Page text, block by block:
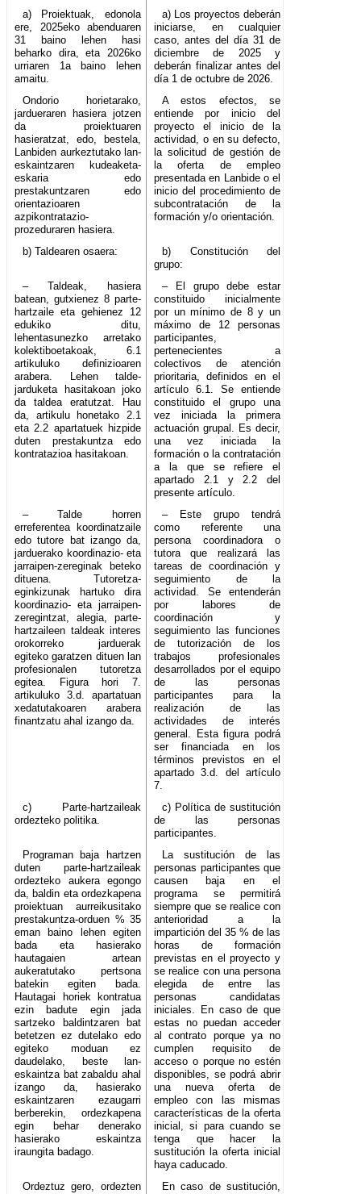
a) Proiektuak, edonola
ere, 2025eko abenduaren
31 baino lehen hasi
beharko dira, eta 2026ko
urriaren 1a baino lehen
amaitu.
a) Los proyectos deberán
iniciarse, en cualquier
caso, antes del día 31 de
diciembre de 2025 y
deberán finalizar antes del
día 1 de octubre de 2026.
Ondorio horietarako,
jardueraren hasiera jotzen
da proiektuaren
hasieratzat, edo, bestela,
Lanbiden aurkeztutako lan-
eskaintzaren kudeaketa-
eskaria edo
prestakuntzaren edo
orientazioaren
azpikontratazio-
prozeduraren hasiera.
A estos efectos, se
entiende por inicio del
proyecto el inicio de la
actividad, o en su defecto,
la solicitud de gestión de
la oferta de empleo
presentada en Lanbide o el
inicio del procedimiento de
subcontratación de la
formación y/o orientación.
b) Taldearen osaera:
b) Constitución del
grupo:
– Taldeak, hasiera
batean, gutxienez 8 parte-
hartzaile eta gehienez 12
edukiko ditu,
lehentasunezko arretako
kolektiboetakoak, 6.1
artikuluko definizioaren
arabera. Lehen talde-
jarduketa hasitakoan joko
da taldea eratutzat. Hau
da, artikulu honetako 2.1
eta 2.2 apartatuek hizpide
duten prestakuntza edo
kontratazioa hasitakoan.
– El grupo debe estar
constituido inicialmente
por un mínimo de 8 y un
máximo de 12 personas
participantes,
pertenecientes a
colectivos de atención
prioritaria, definidos en el
artículo 6.1. Se entiende
constituido el grupo una
vez iniciada la primera
actuación grupal. Es decir,
una vez iniciada la
formación o la contratación
a la que se refiere el
apartado 2.1 y 2.2 del
presente artículo.
– Talde horren
erreferentea koordinatzaile
edo tutore bat izango da,
jarduerako koordinazio- eta
jarraipen-zereginak beteko
dituena. Tutoretza-
eginkizunak hartuko dira
koordinazio- eta jarraipen-
zeregintzat, alegia, parte-
hartzaileen taldeak interes
orokorreko jarduerak
egiteko garatzen dituen lan
profesionalen tutoretza
egitea. Figura hori 7.
artikuluko 3.d. apartatuan
xedatutakoaren arabera
finantzatu ahal izango da.
– Este grupo tendrá
como referente una
persona coordinadora o
tutora que realizará las
tareas de coordinación y
seguimiento de la
actividad. Se entenderán
por labores de
coordinación y
seguimiento las funciones
de tutorización de los
trabajos profesionales
desarrollados por el equipo
de las personas
participantes para la
realización de las
actividades de interés
general. Esta figura podrá
ser financiada en los
términos previstos en el
apartado 3.d. del artículo
7.
c) Parte-hartzaileak
ordezteko politika.
c) Política de sustitución
de las personas
participantes.
Programan baja hartzen
duten parte-hartzaileak
ordezteko aukera egongo
da, baldin eta ordezkapena
proiektuan aurreikusitako
prestakuntza-orduen % 35
eman baino lehen egiten
bada eta hasierako
hautagaien artean
aukeratutako pertsona
batekin egiten bada.
Hautagai horiek kontratua
ezin badute egin jada
sartzeko baldintzaren bat
betetzen ez dutelako edo
egiteko moduan ez
daudelako, beste lan-
eskaintza bat zabaldu ahal
izango da, hasierako
eskaintzaren ezaugarri
berberekin, ordezkapena
egin behar denerako
hasierako eskaintza
iraungita badago.
La sustitución de las
personas participantes que
causen baja en el
programa se permitirá
siempre que se realice con
anterioridad a la
impartición del 35 % de las
horas de formación
previstas en el proyecto y
se realice con una persona
elegida de entre las
personas candidatas
iniciales. En caso de que
estas no puedan acceder
al contrato porque ya no
cumplen requisito de
acceso o porque no estén
disponibles, se podrá abrir
una nueva oferta de
empleo con las mismas
características de la oferta
inicial, si para cuando se
tenga que hacer la
sustitución la oferta inicial
haya caducado.
Ordeztuz gero, ordezten
En caso de sustitución,